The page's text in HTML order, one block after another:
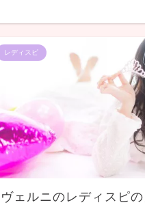
レディスピ
ヴェルニのレディスピ